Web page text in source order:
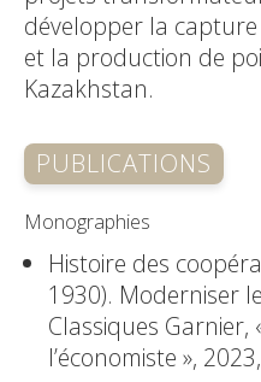
développer la
et la production de
Kazakhstan.
PUBLICATIONS
Monographies
Histoire des
1930). Moderniser
Classiques Garnier,
l’économiste »,